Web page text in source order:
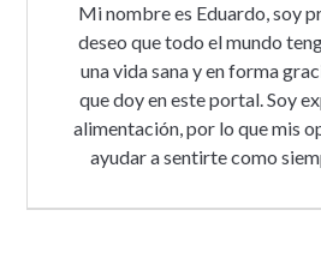
Mi nombre es Eduardo, soy
deseo que todo el mundo
una vida sana y en forma
que doy en este portal. Soy
alimentación, por lo que mis
ayudar a sentirte como